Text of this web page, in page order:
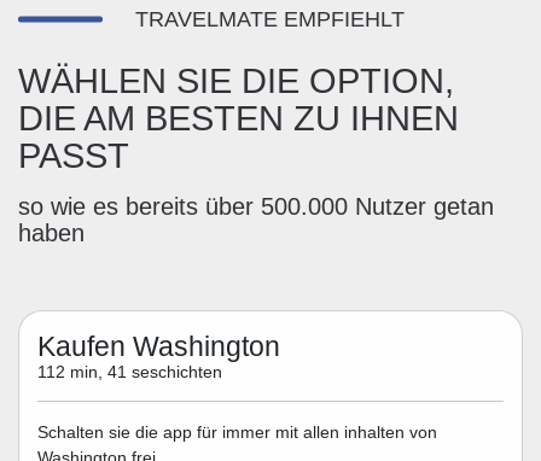
TRAVELMATE EMPFIEHLT
WÄHLEN SIE DIE OPTION,
DIE AM BESTEN ZU IHNEN
PASST
so wie es bereits über 500.000 Nutzer getan
haben
Kaufen Washington
112 min, 41 seschichten
Schalten sie die app für immer mit allen inhalten von
Washington frei